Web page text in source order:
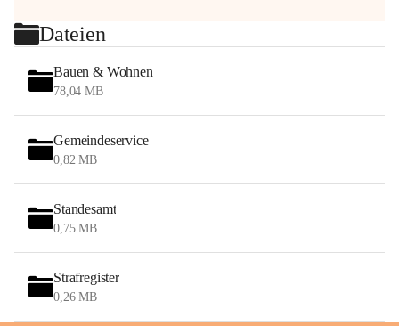
Dateien
Bauen & Wohnen
78,04 MB
Gemeindeservice
0,82 MB
Standesamt
0,75 MB
Strafregister
0,26 MB